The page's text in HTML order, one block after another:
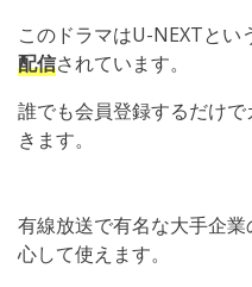
このドラマはU-NEXTとい
配信されています。
誰でも会員登録するだけ
きます。
有線放送で有名な大手企
心して使えます。